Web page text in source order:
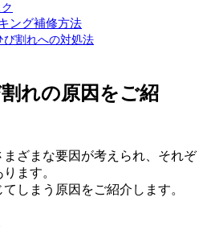
ング補修方法
び割れへの対処法
れの原因をご紹
ざまな要因が考えられ、それぞ
ます。
しまう原因をご紹介します。